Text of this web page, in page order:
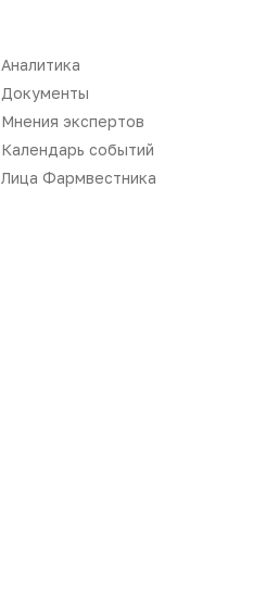
Репортажи
Подкасты
Аналитика
Документы
Мнения экспертов
Календарь событий
Лица Фармвестника